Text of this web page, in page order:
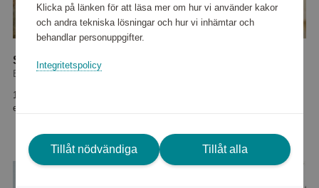
Slagborrmaskin med tillbehör
Black+Decker
164 160 poäng
eller
Klicka på länken för att läsa mer om hur vi använder kakor
och andra tekniska lösningar och hur vi inhämtar och
behandlar personuppgifter.
Integritetspolicy
Tillåt nödvändiga Tillåt alla